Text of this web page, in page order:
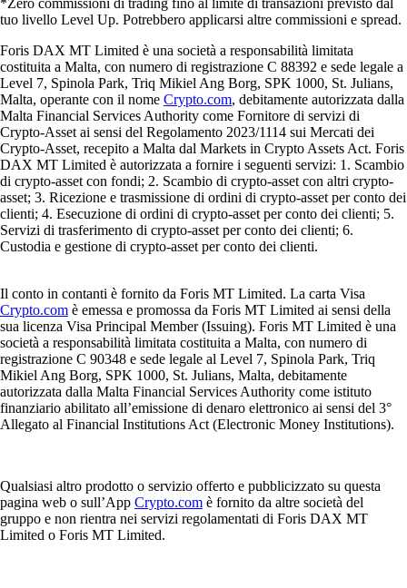
*Zero commissioni di trading fino al limite di transazioni previsto dal
tuo livello Level Up. Potrebbero applicarsi altre commissioni e spread.
Foris DAX MT Limited è una società a responsabilità limitata
costituita a Malta, con numero di registrazione C 88392 e sede legale a
Level 7, Spinola Park, Triq Mikiel Ang Borg, SPK 1000, St. Julians,
Malta, operante con il nome Crypto.com, debitamente autorizzata dalla
Malta Financial Services Authority come Fornitore di servizi di
Crypto-Asset ai sensi del Regolamento 2023/1114 sui Mercati dei
Crypto-Asset, recepito a Malta dal Markets in Crypto Assets Act. Foris
DAX MT Limited è autorizzata a fornire i seguenti servizi: 1. Scambio
di crypto-asset con fondi; 2. Scambio di crypto-asset con altri crypto-
asset; 3. Ricezione e trasmissione di ordini di crypto-asset per conto dei
clienti; 4. Esecuzione di ordini di crypto-asset per conto dei clienti; 5.
Servizi di trasferimento di crypto-asset per conto dei clienti; 6.
Custodia e gestione di crypto-asset per conto dei clienti.
Il conto in contanti è fornito da Foris MT Limited. La carta Visa
Crypto.com è emessa e promossa da Foris MT Limited ai sensi della
sua licenza Visa Principal Member (Issuing). Foris MT Limited è una
società a responsabilità limitata costituita a Malta, con numero di
registrazione C 90348 e sede legale al Level 7, Spinola Park, Triq
Mikiel Ang Borg, SPK 1000, St. Julians, Malta, debitamente
autorizzata dalla Malta Financial Services Authority come istituto
finanziario abilitato all’emissione di denaro elettronico ai sensi del 3°
Allegato al Financial Institutions Act (Electronic Money Institutions).
Qualsiasi altro prodotto o servizio offerto e pubblicizzato su questa
pagina web o sull’App Crypto.com è fornito da altre società del
gruppo e non rientra nei servizi regolamentati di Foris DAX MT
Limited o Foris MT Limited.